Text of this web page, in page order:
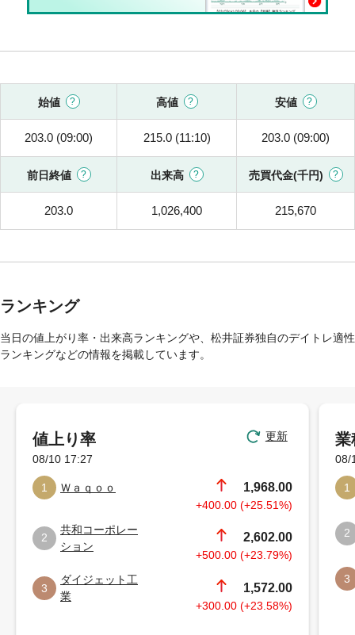
始値 高値 安値
203.0 (09:00) 215.0 (11:10) 203.0 (09:00)
前日終値 出来高 売買代金(千円)
203.0 1,026,400 215,670
ランキング
当日の値上がり率・出来高ランキングや、松井証券独自のデイトレ適性
ランキングなどの情報を掲載しています。